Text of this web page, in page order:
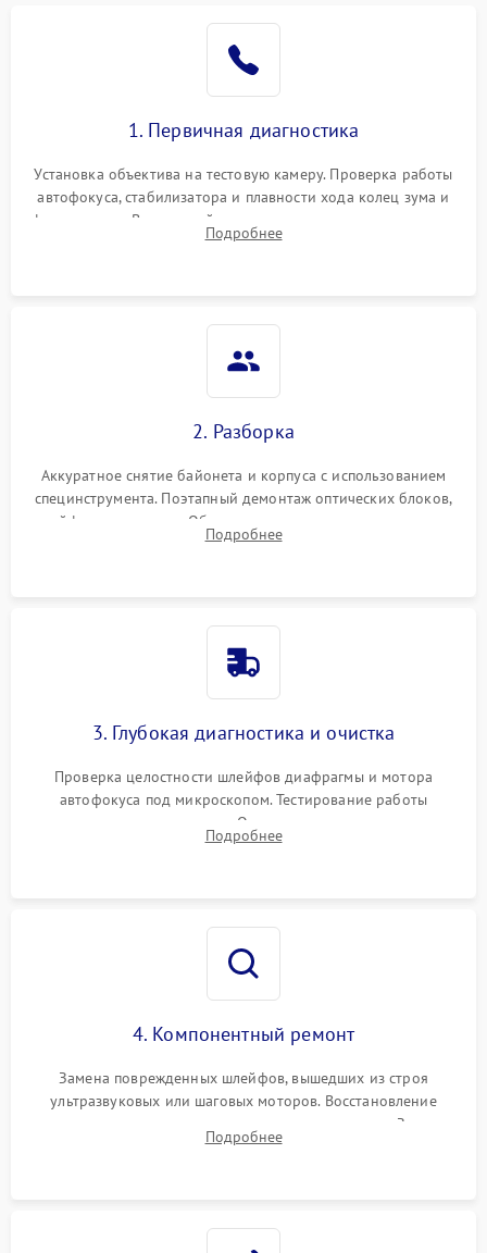
1. Первичная диагностика
Установка объектива на тестовую камеру. Проверка работы
автофокуса, стабилизатора и плавности хода колец зума и
фокусировки. Визуальный осмотр линз на наличие царапин,
грибка, пыли и оценка состояния контактов байонета.
Подробнее
2. Разборка
Аккуратное снятие байонета и корпуса с использованием
специнструмента. Поэтапный демонтаж оптических блоков,
шлейфов и приводов. Обязательная маркировка положения
линзовых групп для сохранения заводской центровки при
Подробнее
3. Глубокая диагностика и очистка
Проверка целостности шлейфов диафрагмы и мотора
автофокуса под микроскопом. Тестирование работы
электромагнитного привода. Очистка оптических элементов
от пыли, следов влаги и грибка спецрастворами без
Подробнее
4. Компонентный ремонт
Замена поврежденных шлейфов, вышедших из строя
ультразвуковых или шаговых моторов. Восстановление
геометрии направляющих при заклинивании зума. Замена
неисправного блока диафрагмы, датчиков положения или
Подробнее